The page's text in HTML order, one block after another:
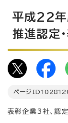
平成22
推進認定
ページID
表彰企業3社、認